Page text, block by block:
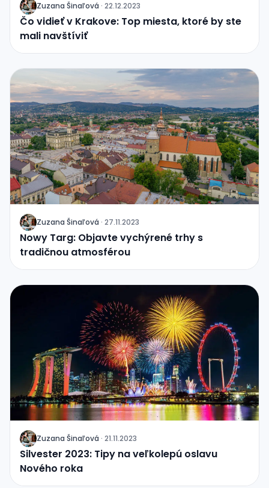
J Zuzana Šinaľová · 22.12.2023
Čo vidieť v Krakove: Top miesta, ktoré by ste
mali navštíviť
J Zuzana Šinaľová · 27.11.2023
Nowy Targ: Objavte vychýrené trhy s
tradičnou atmosférou
J Zuzana Šinaľová · 21.11.2023
Silvester 2023: Tipy na veľkolepú oslavu
Nového roka